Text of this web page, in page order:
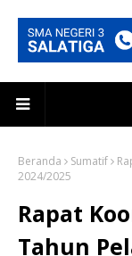
Beranda Sumatif
2024/2025
Rapat
Tahun